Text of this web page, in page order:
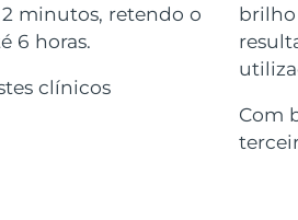
2 minutos, retendo o
6 horas.
clínicos
brilho
Com
8/11/26
Entrega prevista
8/12/26